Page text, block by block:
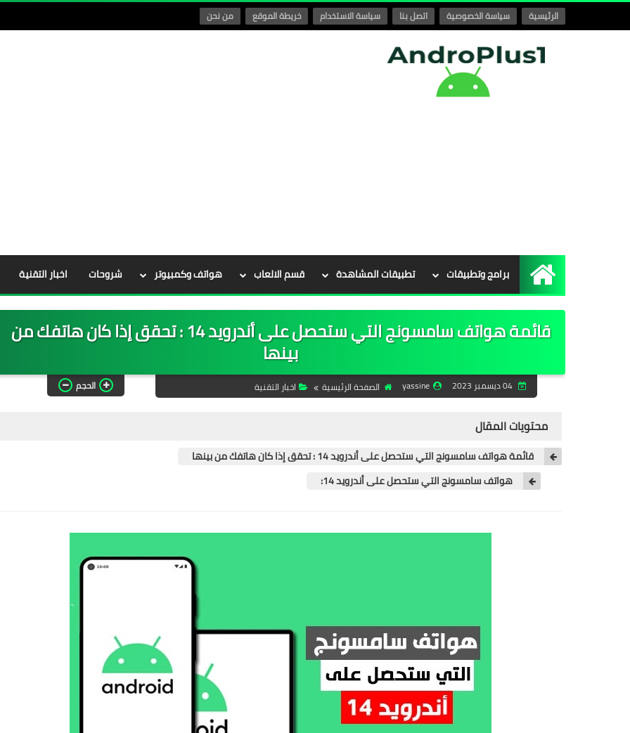
الرئيسية سياسة الخصوصية اتصل بنا سياسة الاستخدام خريطة الموقع من نحن
الرئيسية
برامج وتطبيقات تطبيقات المشاهدة قسم الالعاب هواتف وكمبيوتر شروحات اخبار التقنية
قائمة هواتف سامسونج التي ستحصل على أندرويد 14 : تحقق إذا كان هاتفك من
بينها
04 ديسمبر 2023 yassine الصفحة الرئيسية اخبار التقنية الحجم
محتويات المقال
قائمة هواتف سامسونج التي ستحصل على أندرويد 14 : تحقق إذا كان هاتفك من بينها
هواتف سامسونج التي ستحصل على أندرويد 14: